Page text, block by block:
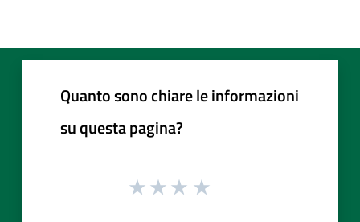
Quanto sono chiare le informazioni
su questa pagina?